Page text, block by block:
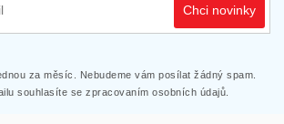
Chci novinky
za měsíc. Nebudeme vám posílat žádný spam.
souhlasíte se zpracovaním osobních údajů.